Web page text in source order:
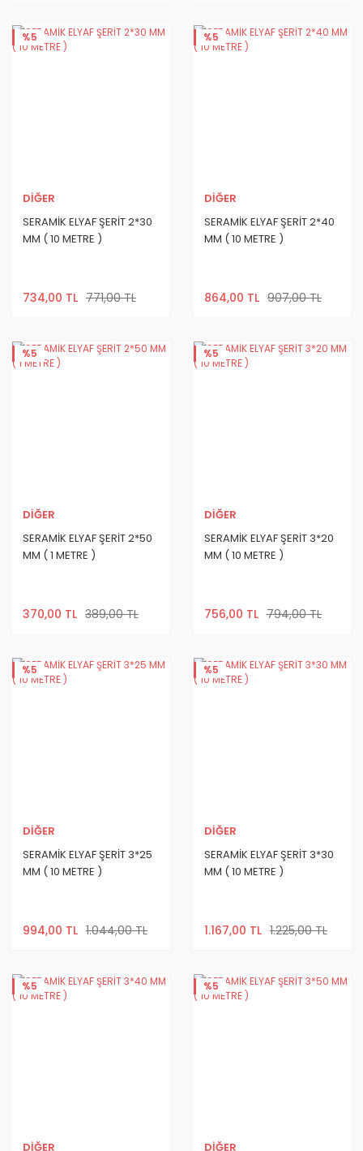
%5
DİĞER
SERAMİK ELYAF ŞERİT 2*30
MM ( 10 METRE )
734,00 TL 771,00 TL
%5
DİĞER
SERAMİK ELYAF ŞERİT 2*40
MM ( 10 METRE )
864,00 TL 907,00 TL
%5
DİĞER
SERAMİK ELYAF ŞERİT 2*50
MM ( 1 METRE )
370,00 TL 389,00 TL
%5
DİĞER
SERAMİK ELYAF ŞERİT 3*20
MM ( 10 METRE )
756,00 TL 794,00 TL
%5
DİĞER
SERAMİK ELYAF ŞERİT 3*25
MM ( 10 METRE )
994,00 TL 1.044,00 TL
%5
DİĞER
SERAMİK ELYAF ŞERİT 3*30
MM ( 10 METRE )
1.167,00 TL 1.225,00 TL
%5
DİĞER
%5
DİĞER